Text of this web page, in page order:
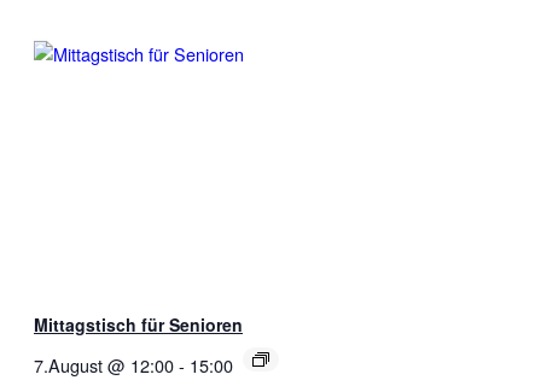
Mittagstisch für Senioren
7.August @ 12:00- 15:00